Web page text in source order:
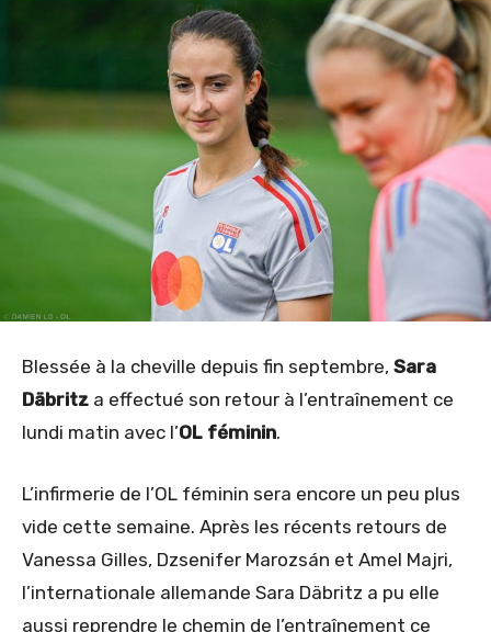
Blessée à la cheville depuis fin septembre, Sara
Däbritz a effectué son retour à l’entraînement ce
lundi matin avec l’OL féminin.
L’infirmerie de l’OL féminin sera encore un peu plus
vide cette semaine. Après les récents retours de
Vanessa Gilles, Dzsenifer Marozsán et Amel Majri,
l’internationale allemande Sara Däbritz a pu elle
aussi reprendre le chemin de l’entraînement ce